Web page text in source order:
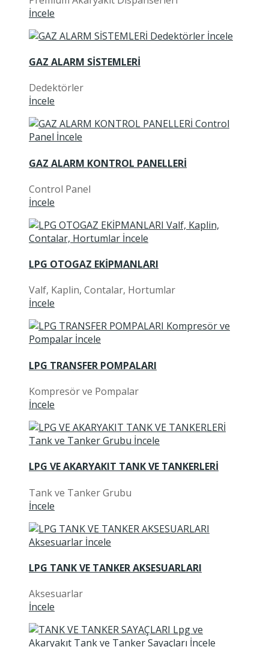
İncele
GAZ ALARM SİSTEMLERİ
Dedektörler
İncele
GAZ ALARM KONTROL PANELLERİ
Control Panel
İncele
LPG OTOGAZ EKİPMANLARI
Valf, Kaplin, Contalar, Hortumlar
İncele
LPG TRANSFER POMPALARI
Kompresör ve Pompalar
İncele
LPG VE AKARYAKIT TANK VE TANKERLERİ
Tank ve Tanker Grubu
İncele
LPG TANK VE TANKER AKSESUARLARI
Aksesuarlar
İncele